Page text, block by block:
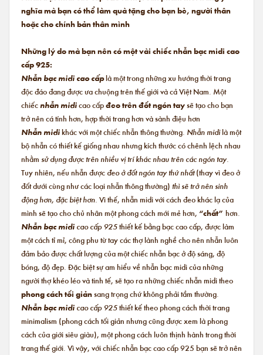
nghĩa mà bạn có thể làm quà tặng cho bạn bè, người thân
hoặc cho chính bản thân mình
Những lý do mà bạn nên có một vài chiếc nhẫn bạc midi cao
cấp 925:
Nhẫn bạc midi cao cấplà một trong những xu hướng thời trang
độc đáo đang được ưa chuộng trên thế giới và cả Việt Nam. Một
chiếcnhẫn midicao cấpđeo trên đốt ngón taysẽ tạo cho bạn
trở nên cá tính hơn, hợp thời trang hơn và sành điệu hơn
Nhẫn midikhác với một chiếc nhẫn thông thường. Nhẫn midilà một
bộ nhẫn có thiết kế giống nhau nhưng kích thước có chênh lệch nhau
nhằm sử dụng được trên nhiều vị trí khác nhau trên các ngón tay.
Tuy nhiên, nếu nhẫn được đeo ở đốt ngón tay thứ nhất(thay vì đeo ở
đốt dưới cùng như các loại nhẫn thông thường) thì sẽ trở nên sinh
động hơn, đặc biệt hơn. Vì thế, nhẫn midi với cách đeo khác lạ của
mình sẽ tạo cho chủ nhân một phong cách mới mẻ hơn, “chất” hơn.
Nhẫn bạc midi cao cấp 925thiết kế bằng bạc cao cấp, được làm
một cách tỉ mỉ, công phu từ tay các thợ lành nghề cho nên nhẫn luôn
đảm bảo được chất lượng của một chiếc nhẫn bạc ở độ sáng, độ
bóng, độ đẹp. Đặc biệt sự am hiểu về nhẫn bạc midi của những
người thợ khéo léo và tinh tế, sẽ tạo ra những chiếc nhẫn midi theo
phong cách tối giảnsang trọng chứ không phải tầm thường.
Nhẫn bạc midi cao cấp 925thiết kế theo phong cách thời trang
minimalism (phong cách tối giản nhưng cũng được xem là phong
cách của giới siêu giàu), một phong cách luôn thịnh hành trong thời
trang thế giới. Vì vậy, với chiếc nhẫn bạc cao cấp 925 bạn sẽ trở nên